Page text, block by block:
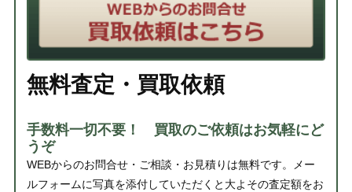
無料査定・買取依頼
手数料一切不要！ 買取のご依頼はお気軽にど
うぞ
WEBからのお問合せ・ご相談・お見積りは無料です。メー
ルフォームに写真を添付していただくと大よその査定額をお